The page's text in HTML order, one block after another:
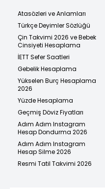
Atasözleri ve Anlamları
Türkçe Deyimler Sözlüğü
Çin Takvimi 2026 ve Bebek
Cinsiyeti Hesaplama
İETT Sefer Saatleri
Gebelik Hesaplama
Yükselen Burç Hesaplama
2026
Yüzde Hesaplama
Geçmiş Döviz Fiyatları
Adım Adım Instagram
Hesap Dondurma 2026
Adım Adım Instagram
Hesap Silme 2026
Resmi Tatil Takvimi 2026